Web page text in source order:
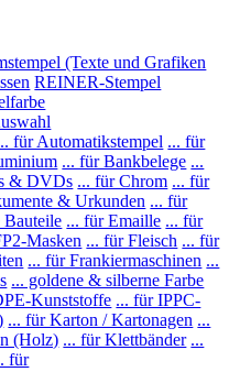
(Texte und Grafiken
REINER-Stempel
für Automatikstempel ... für
... für Bankbelege ...
& DVDs ... für Chrom ... für
& Urkunden ... für
Bauteile ... für Emaille ... für
Masken ... für Fleisch ... für
... für Frankiermaschinen ...
... goldene & silberne Farbe
Kunststoffe ... für IPPC-
... für Karton / Kartonagen ...
(Holz) ... für Klettbänder ...
für